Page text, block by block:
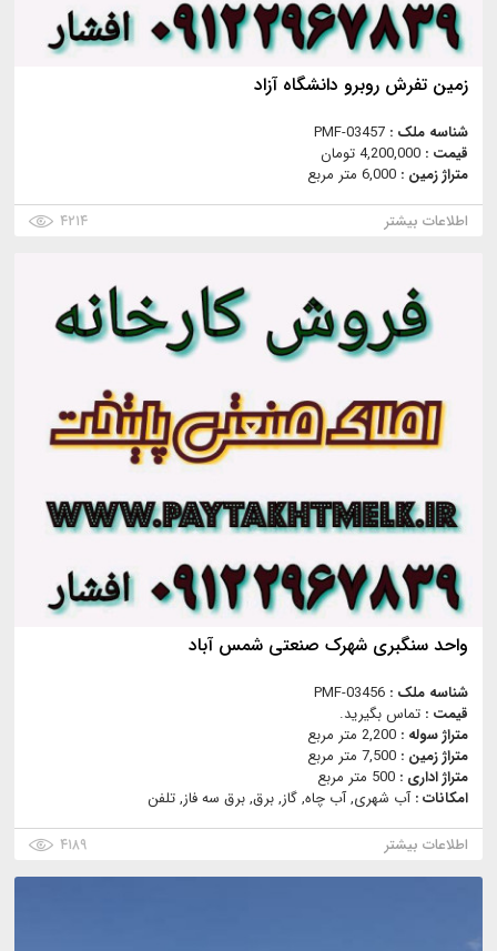
زمین تفرش روبرو دانشگاه آزاد
شناسه ملک : PMF-03457
قیمت : 4,200,000 تومان
متراژ زمین : 6,000 متر مربع
اطلاعات بیشتر
۴۲۱۴
واحد سنگبری شهرک صنعتی شمس آباد
شناسه ملک : PMF-03456
قیمت : تماس بگیرید.
متراژ سوله : 2,200 متر مربع
متراژ زمین : 7,500 متر مربع
متراژ اداری : 500 متر مربع
امکانات :آب شهری, آب چاه, گاز, برق, برق سه فاز, تلفن
اطلاعات بیشتر
۴۱۸۹